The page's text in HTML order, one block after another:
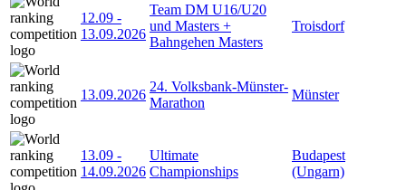
12.09 -
13.09.2026
Team DM U16/U20
und Masters +
Bahngehen Masters
Troisdorf
13.09.2026
24. Volksbank-Münster-
Marathon
Münster
13.09 -
14.09.2026
Ultimate
Championships
Budapest
(Ungarn)